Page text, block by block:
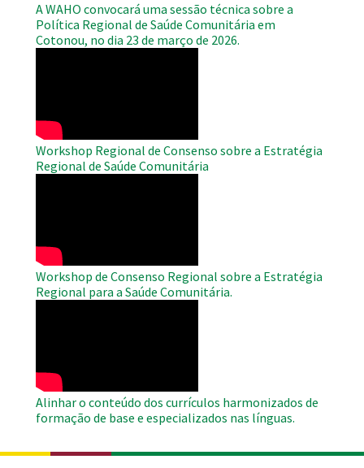
A WAHO convocará uma sessão técnica sobre a
Política Regional de Saúde Comunitária em
Cotonou, no dia 23 de março de 2026.
Workshop Regional de Consenso sobre a Estratégia
Regional de Saúde Comunitária
Workshop de Consenso Regional sobre a Estratégia
Regional para a Saúde Comunitária.
Alinhar o conteúdo dos currículos harmonizados de
formação de base e especializados nas línguas.